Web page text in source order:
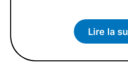
Lire la